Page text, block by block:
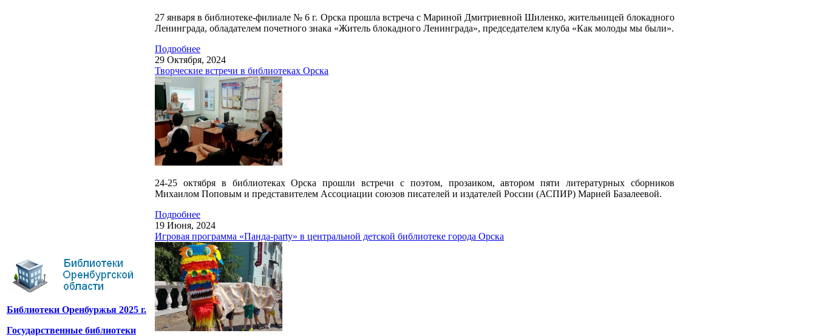
Библиотеки Оренбуржья 2025 г.
Государственные библиотеки
27 января в библиотеке-филиале № 6 г. Орска прошла встреча с Мариной Дмитриевной Шиленко, жительницей блокадного
Ленинграда, обладателем почетного знака «Житель блокадного Ленинграда», председателем клуба «Как молоды мы были».
Подробнее
29 Октября, 2024
Творческие встречи в библиотеках Орска
24-25 октября в библиотеках Орска прошли встречи с поэтом, прозаиком, автором пяти литературных сборников
Михаилом Поповым и представителем Ассоциации союзов писателей и издателей России (АСПИР) Марией Базалеевой.
Подробнее
19 Июня, 2024
Игровая программа «Панда-рarty» в центральной детской библиотеке города Орска